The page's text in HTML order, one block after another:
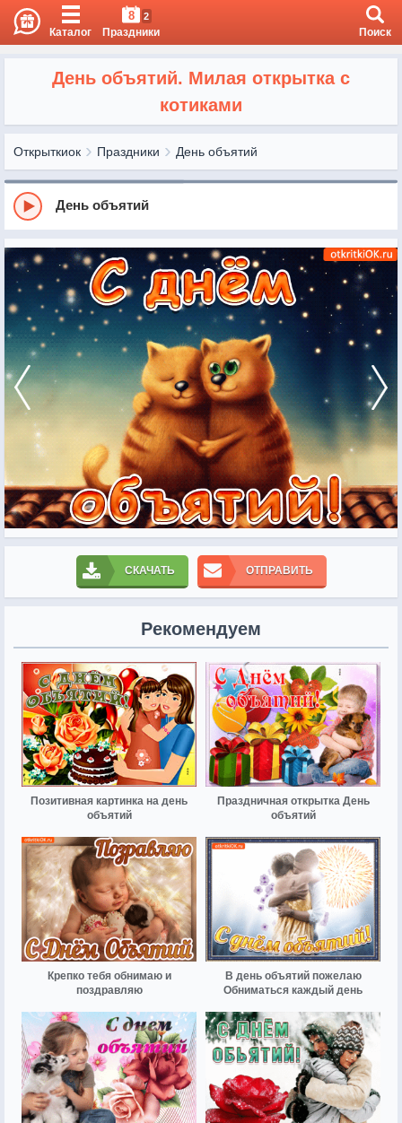
Каталог
8 2
Праздники Поиск
День объятий. Милая открытка с
котиками
Открыткиок Праздники День объятий
День объятий
СКАЧАТЬ ОТПРАВИТЬ
Рекомендуем
Позитивная картинка на день
объятий
Праздничная открытка День
объятий
Крепко тебя обнимаю и
поздравляю
В день объятий пожелаю
Обниматься каждый день